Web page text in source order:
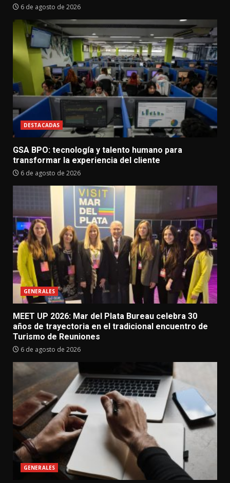
6 de agosto de 2026
DESTACADAS
GSA BPO: tecnología y talento humano para
transformar la experiencia del cliente
6 de agosto de 2026
GENERALES
MEET UP 2026: Mar del Plata Bureau celebra 30
años de trayectoria en el tradicional encuentro de
Turismo de Reuniones
6 de agosto de 2026
GENERALES